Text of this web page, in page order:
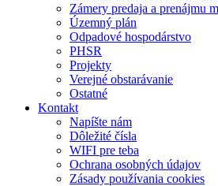
Zámery predaja a prenájmu
Územný plán
Odpadové hospodárstvo
PHSR
Projekty
Verejné obstarávanie
Ostatné
Kontakt
Napíšte nám
Dôležité čísla
WIFI pre teba
Ochrana osobných údajov
Zásady používania cookies